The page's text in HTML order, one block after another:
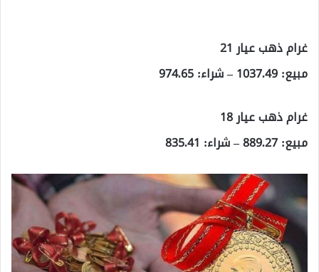
غرام ذهب عيار 21
مبيع: 1037.49 – شراء: 974.65
غرام ذهب عيار 18
مبيع: 889.27 – شراء: 835.41